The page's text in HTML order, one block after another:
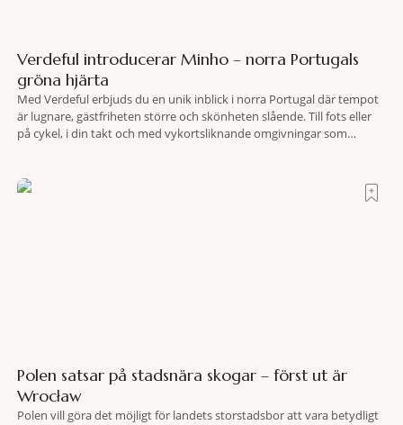
Verdeful introducerar Minho – norra Portugals
gröna hjärta
Med Verdeful erbjuds du en unik inblick i norra Portugal där tempot
är lugnare, gästfriheten större och skönheten slående. Till fots eller
på cykel, i din takt och med vykortsliknande omgivningar som
travel när det
Polen satsar på stadsnära skogar – först ut är
Wrocław
Polen vill göra det möjligt för landets storstadsbor att vara betydligt